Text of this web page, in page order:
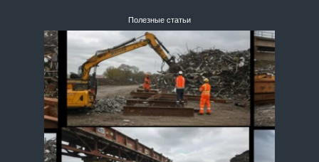
Полезные статьи